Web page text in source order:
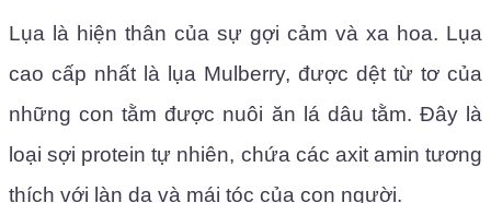
Lụa là hiện thân của sự gợi cảm và xa hoa. Lụa
cao cấp nhất là lụa Mulberry, được dệt từ tơ của
những con tằm được nuôi ăn lá dâu tằm. Đây là
loại sợi protein tự nhiên, chứa các axit amin tương
thích với làn da và mái tóc của con người.